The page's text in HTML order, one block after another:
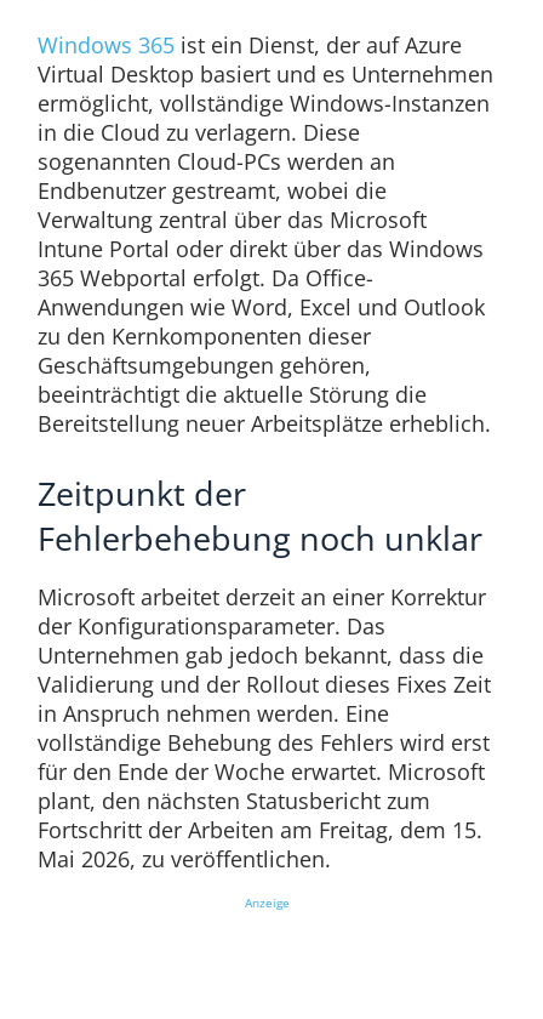
Windows 365 ist ein Dienst, der auf Azure
Virtual Desktop basiert und es Unternehmen
ermöglicht, vollständige Windows-Instanzen
in die Cloud zu verlagern. Diese
sogenannten Cloud-PCs werden an
Endbenutzer gestreamt, wobei die
Verwaltung zentral über das Microsoft
Intune Portal oder direkt über das Windows
365 Webportal erfolgt. Da Office-
Anwendungen wie Word, Excel und Outlook
zu den Kernkomponenten dieser
Geschäftsumgebungen gehören,
beeinträchtigt die aktuelle Störung die
Bereitstellung neuer Arbeitsplätze erheblich.
Zeitpunkt der
Fehlerbehebung noch unklar
Microsoft arbeitet derzeit an einer Korrektur
der Konfigurationsparameter. Das
Unternehmen gab jedoch bekannt, dass die
Validierung und der Rollout dieses Fixes Zeit
in Anspruch nehmen werden. Eine
vollständige Behebung des Fehlers wird erst
für den Ende der Woche erwartet. Microsoft
plant, den nächsten Statusbericht zum
Fortschritt der Arbeiten am Freitag, dem 15.
Mai 2026, zu veröffentlichen.
Anzeige